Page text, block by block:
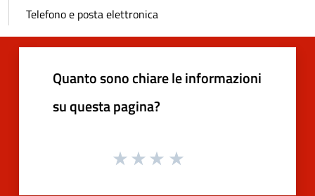
Telefono e posta elettronica
Quanto sono chiare le informazioni
su questa pagina?